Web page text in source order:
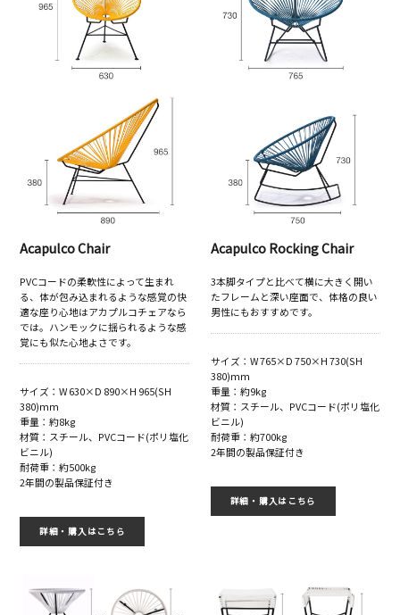
Acapulco Chair
PVCコードの柔軟性によって生まれ
る、体が包み込まれるような感覚の快
適な座り心地はアカプルコチェアなら
では。ハンモックに揺られるような感
覚にも似た心地よさです。
サイズ：W 630×D 890×H 965(SH
380)mm
重量：約8kg
材質：スチール、PVCコード(ポリ塩化
ビニル)
耐荷重：約500kg
2年間の製品保証付き
詳細・購入はこちら
Acapulco Rocking Chair
3本脚タイプと比べて横に大きく開い
たフレームと深い座面で、体格の良い
男性にもおすすめです。
サイズ：W 765×D 750×H 730(SH
380)mm
重量：約9kg
材質：スチール、PVCコード(ポリ塩化
ビニル)
耐荷重：約700kg
2年間の製品保証付き
詳細・購入はこちら